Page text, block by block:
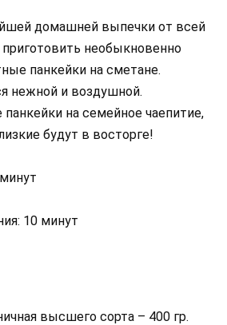
домашней выпечки от всей
необыкновенно
панкейки на сметане.
нежной и воздушной.
панкейки на семейное чаепитие,
будут в восторге!
10 минут
высшего сорта – 400 гр.